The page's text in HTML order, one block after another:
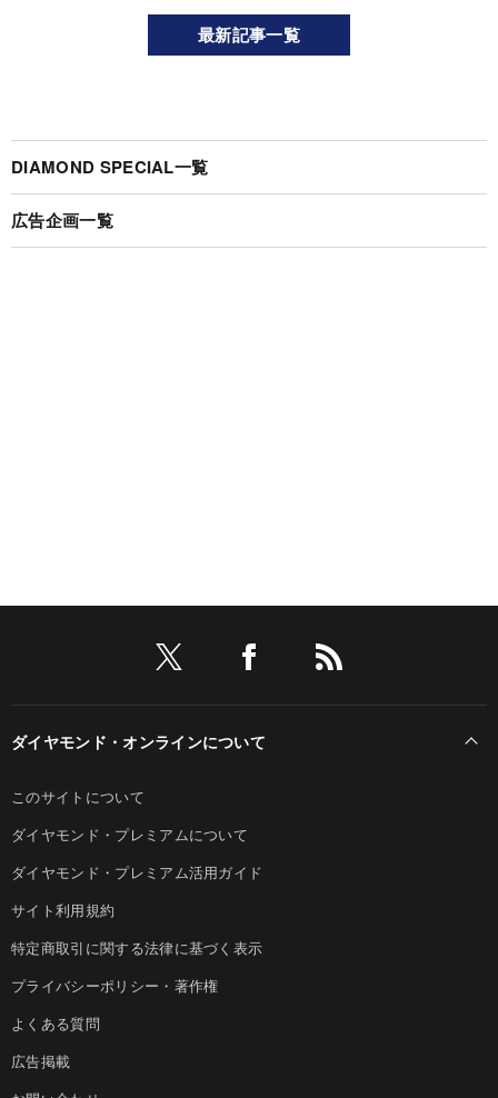
最新記事一覧
DIAMOND SPECIAL一覧
広告企画一覧
ダイヤモンド・オンラインについて
このサイトについて
ダイヤモンド・プレミアムについて
ダイヤモンド・プレミアム活用ガイド
サイト利用規約
特定商取引に関する法律に基づく表示
プライバシーポリシー・著作権
よくある質問
広告掲載